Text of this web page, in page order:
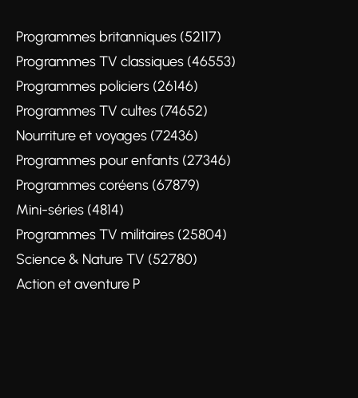
Programmes britanniques (52117)
Programmes TV classiques (46553)
Programmes policiers (26146)
Programmes TV cultes (74652)
Nourriture et voyages (72436)
Programmes pour enfants (27346)
Programmes coréens (67879)
Mini-séries (4814)
Programmes TV militaires (25804)
Science & Nature TV (52780)
Action et aventure P